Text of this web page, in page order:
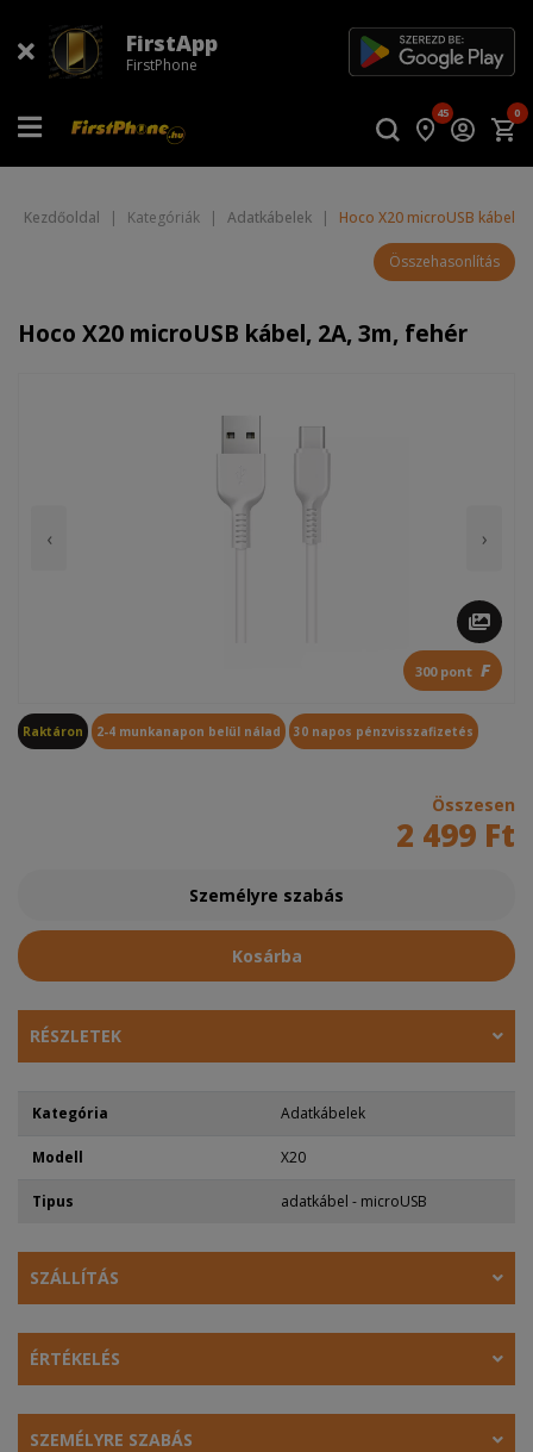
FirstApp
FirstPhone
45 0
Kezdőoldal | Kategóriák | Adatkábelek | Hoco X20 microUSB kábel,
Összehasonlítás
Hoco X20 microUSB kábel, 2A, 3m, fehér
‹ ›
300 pont F
Raktáron 2-4 munkanapon belül nálad 30 napos pénzvisszafizetés
Összesen
2 499 Ft
Személyre szabás
Kosárba
RÉSZLETEK
Kategória Adatkábelek
Modell X20
Tipus adatkábel - microUSB
SZÁLLÍTÁS
ÉRTÉKELÉS
SZEMÉLYRE SZABÁS